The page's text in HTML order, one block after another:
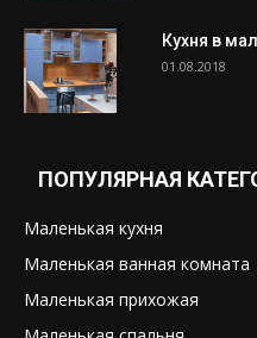
Кухня в
01.08.2018
ПОПУЛЯРНАЯ
Маленькая кухня
Маленькая ванная комната
Маленькая прихожая